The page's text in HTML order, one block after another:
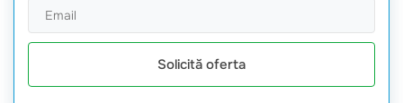
Solicită oferta